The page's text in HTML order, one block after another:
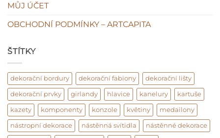
MŮJ ÚČET
OBCHODNÍ PODMÍNKY – ARTCAPITA
ŠTÍTKY
dekorační bordury dekorační fabiony dekorační lišty
dekorační prvky girlandy hlavice kanelury kartuše
kazety komponenty konzole květiny medailony
nástropní dekorace nástěnná svítidla nástěnné dekorace